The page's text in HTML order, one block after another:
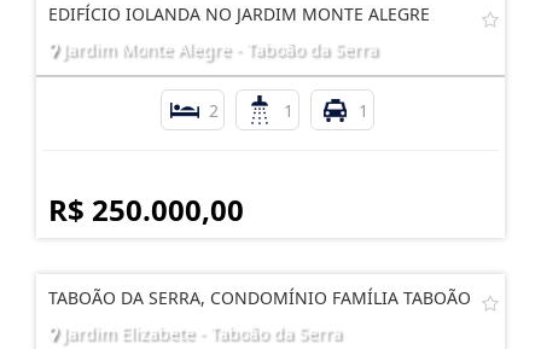
EDIFÍCIO IOLANDA NO JARDIM MONTE ALEGRE
Jardim Monte Alegre - Taboão da Serra
2 1 1
R$ 250.000,00
TABOÃO DA SERRA, CONDOMÍNIO FAMÍLIA TABOÃO
Jardim Elizabete - Taboão da Serra